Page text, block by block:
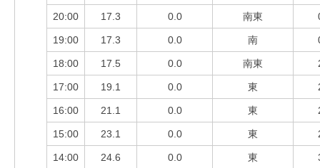
20:00 17.3 0.0 南東
19:00 17.3 0.0 南
18:00 17.5 0.0 南東
17:00 19.1 0.0 東
16:00 21.1 0.0 東
15:00 23.1 0.0 東
14:00 24.6 0.0 東